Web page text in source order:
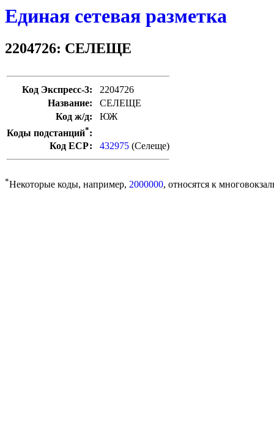
Единая сетевая разметка
2204726: СЕЛЕЩЕ
Код Экспресс-3:
2204726
Название:
СЕЛЕЩЕ
Код ж/д:
ЮЖ
Коды подстанций*:
Код ЕСР:
432975 (Селеще)
*Некоторые коды, например, 2000000, относятся к